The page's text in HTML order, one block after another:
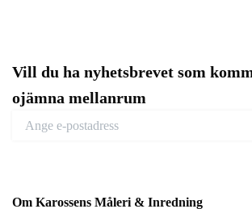
Vill du ha nyhetsbrevet som
ojämna mellanrum
Om Karossens Måleri & Inredning